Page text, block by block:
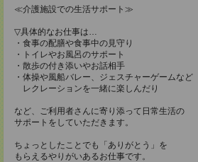
≪介護施設での生活サポート≫
▽具体的なお仕事は…
・食事の配膳や食事中の見守り
・トイレやお風呂のサポート
・散歩の付き添いやお話相手
・体操や風船バレー、ジェスチャーゲームなど
レクレーションを一緒に楽しんだり
など、ご利用者さんに寄り添って日常生活の
サポートをしていただきます。
ちょっとしたことでも「ありがとう」を
もらえるやりがいあるお仕事です。